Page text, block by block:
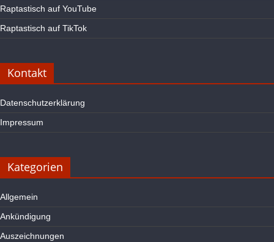
Raptastisch auf YouTube
Raptastisch auf TikTok
Kontakt
Datenschutzerklärung
Impressum
Kategorien
Allgemein
Ankündigung
Auszeichnungen